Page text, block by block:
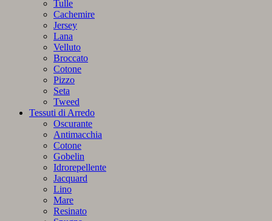
Tulle
Cachemire
Jersey
Lana
Velluto
Broccato
Cotone
Pizzo
Seta
Tweed
Tessuti di Arredo
Oscurante
Antimacchia
Cotone
Gobelin
Idrorepellente
Jacquard
Lino
Mare
Resinato